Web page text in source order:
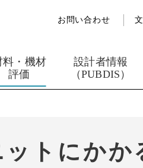
お問い合わせ
料・機材
評価
設計者情報
（PUBDIS）
トにかか